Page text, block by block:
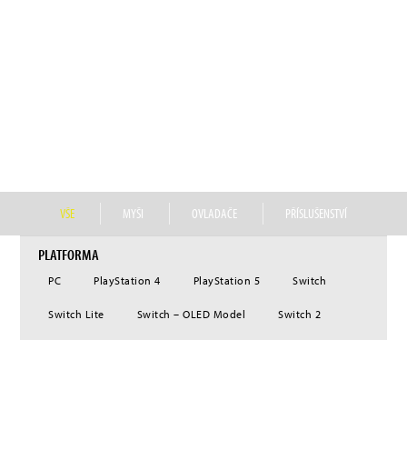
VŠE MYŠI OVLADAČE PŘÍSLUŠENSTVÍ
PLATFORMA
PC PlayStation 4 PlayStation 5 Switch
Switch Lite Switch – OLED Model Switch 2